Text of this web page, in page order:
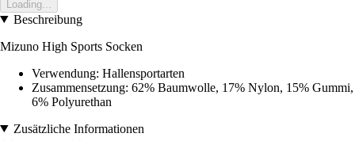
Loading...
Beschreibung
Mizuno High Sports Socken
Verwendung: Hallensportarten
Zusammensetzung: 62% Baumwolle, 17% Nylon, 15% Gummi,
6% Polyurethan
Zusätzliche Informationen